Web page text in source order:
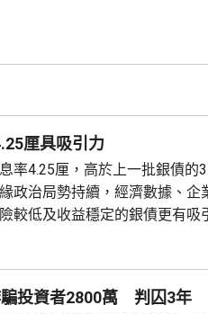
厘具吸引力
，高於上一批銀債的3.85厘。 中銀香
政治局勢持續，經濟數據、企
較低及收益穩定的銀債更有吸
水平合理且吸引。他指，近年
騙投資者2800萬 判囚3年